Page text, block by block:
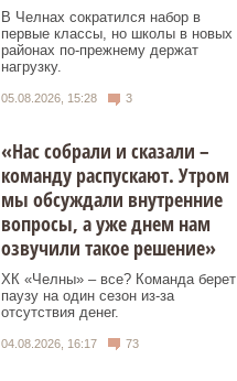
В Челнах сократился набор в
первые классы, но школы в новых
районах по-прежнему держат
нагрузку.
05.08.2026, 15:28 3
«Нас собрали и сказали –
команду распускают. Утром
мы обсуждали внутренние
вопросы, а уже днем нам
озвучили такое решение»
ХК «Челны» – все? Команда берет
паузу на один сезон из-за
отсутствия денег.
04.08.2026, 16:17 73